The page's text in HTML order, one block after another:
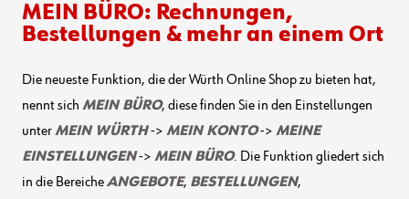
MEIN BÜRO: Rechnungen,
Bestellungen & mehr an einem Ort
Die neueste Funktion, die der Würth Online Shop zu bieten hat,
nennt sich MEIN BÜRO, diese finden Sie in den Einstellungen
unterMEIN WÜRTH-> MEIN KONTO-> MEINE
EINSTELLUNGEN-> MEIN BÜRO. Die Funktion gliedert sich
in die BereicheANGEBOTE, BESTELLUNGEN,